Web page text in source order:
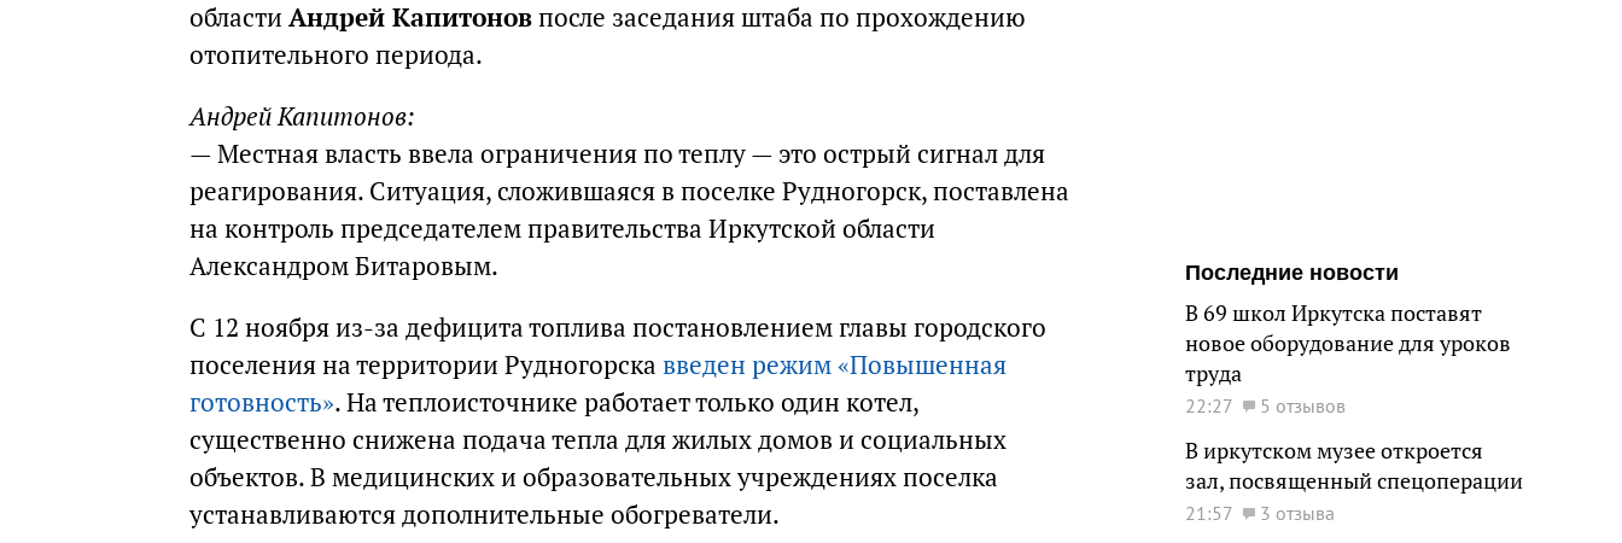
области Андрей Капитоновпосле заседания штаба по прохождению
отопительного периода.
Андрей Капитонов:
— Местная власть ввела ограничения по теплу — это острый сигнал для
реагирования. Ситуация, сложившаяся в поселке Рудногорск, поставлена
на контроль председателем правительства Иркутской области
Александром Битаровым.
С 12 ноября из-за дефицита топлива постановлением главы городского
поселения на территории Рудногорска введен режим «Повышенная
готовность». На теплоисточнике работает только один котел,
существенно снижена подача тепла для жилых домов и социальных
объектов. В медицинских и образовательных учреждениях поселка
устанавливаются дополнительные обогреватели.
Последние новости
В 69 школ Иркутска поставят
новое оборудование для уроков
труда
22:27 5 отзывов
В иркутском музее откроется
зал, посвященный спецоперации
21:57 3 отзыва